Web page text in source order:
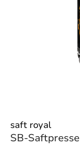
saft royal
SB-Saftpresse